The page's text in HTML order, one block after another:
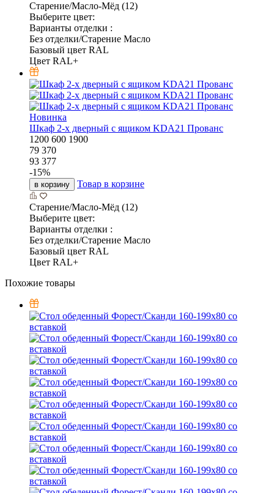
Старение/Масло-Мёд (12)
Выберите цвет:
Варианты отделки :
Без отделки/Старение Масло
Базовый цвет RAL
Цвет RAL+
Новинка
Шкаф 2-х дверный с ящиком KDA21 Прованс
1200 600 1900
79 370
93 377
-15%
в корзину Товар в корзине
Старение/Масло-Мёд (12)
Выберите цвет:
Варианты отделки :
Без отделки/Старение Масло
Базовый цвет RAL
Цвет RAL+
Похожие товары